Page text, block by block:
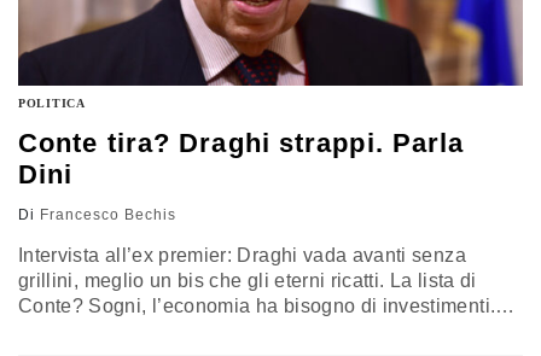
POLITICA
Conte tira? Draghi strappi. Parla
Dini
Di Francesco Bechis
Intervista all’ex premier: Draghi vada avanti senza
grillini, meglio un bis che gli eterni ricatti. La lista di
Conte? Sogni, l’economia ha bisogno di investimenti.